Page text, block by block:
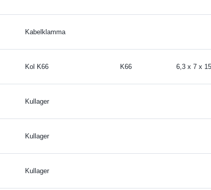
Kabelklamma
Kol K66 K66 6,3 x 7 x
Kullager
Kullager
Kullager